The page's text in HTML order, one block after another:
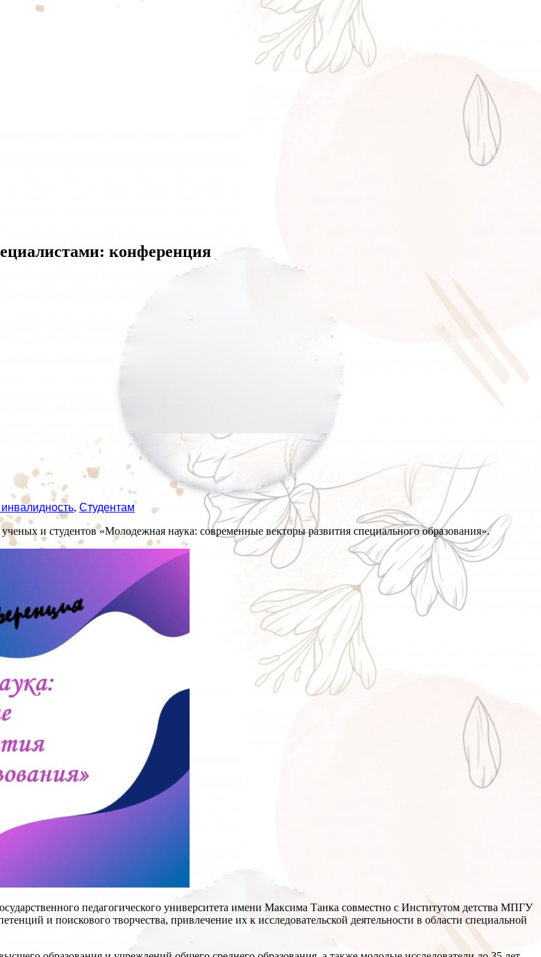
конференция
, Студентам
и студентов «Молодежная наука: современные векторы развития специального образования».
педагогического университета имени Максима Танка совместно с Институтом детства МПГУ
и поискового творчества, привлечение их к исследовательской деятельности в области специальной